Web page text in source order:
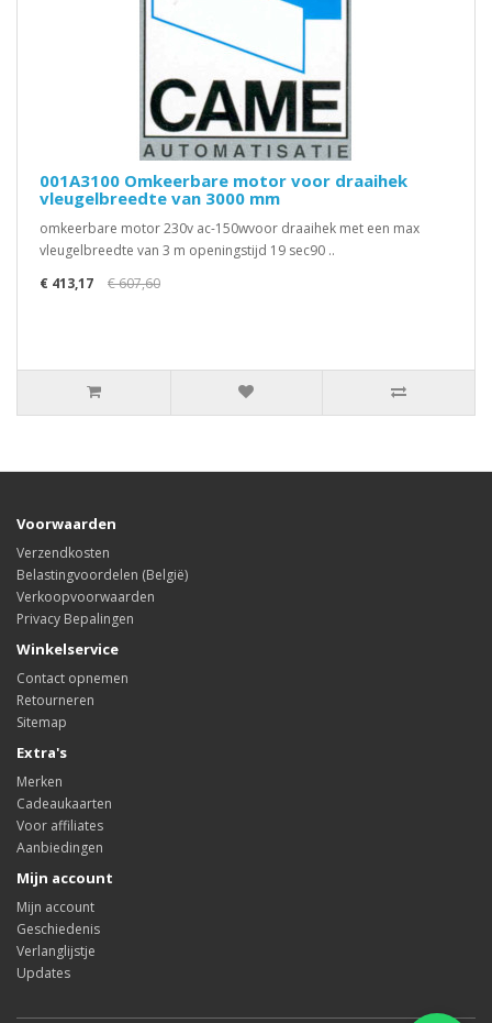
001A3100 Omkeerbare motor voor draaihek
vleugelbreedte van 3000 mm
omkeerbare motor 230v ac-150wvoor draaihek met een max
vleugelbreedte van 3 m openingstijd 19 sec90 ..
€ 413,17
€ 607,60
Voorwaarden
Verzendkosten
Belastingvoordelen (België)
Verkoopvoorwaarden
Privacy Bepalingen
Winkelservice
Contact opnemen
Retourneren
Sitemap
Extra's
Merken
Cadeaukaarten
Voor affiliates
Aanbiedingen
Mijn account
Mijn account
Geschiedenis
Verlanglijstje
Updates